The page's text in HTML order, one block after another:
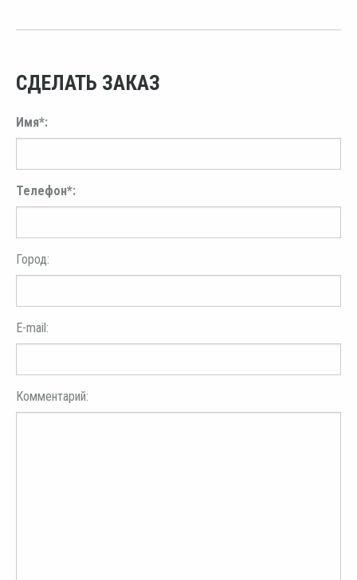
СДЕЛАТЬ ЗАКАЗ
Имя*:
Телефон*:
Город:
E-mail:
Комментарий: